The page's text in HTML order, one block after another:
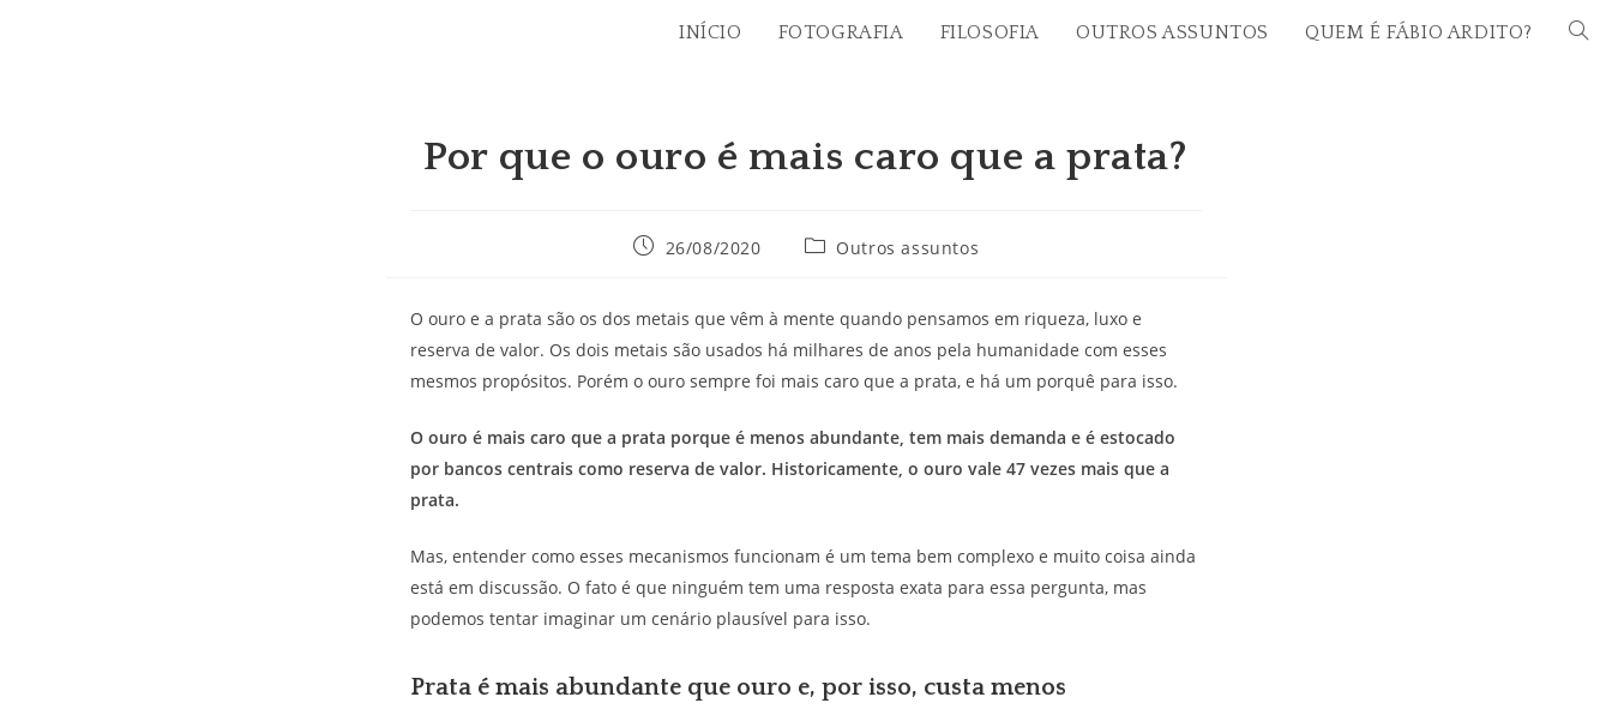
INÍCIO FOTOGRAFIA FILOSOFIA OUTROS ASSUNTOS QUEM É FÁBIO ARDITO?
Por que o ouro é mais caro que a prata?
Post26/08/2020
Categoria
Outros assuntos
O ouro e a prata são os dos metais que vêm à mente quando pensamos em riqueza, luxo e
reserva de valor. Os dois metais são usados há milhares de anos pela humanidade com esses
mesmos propósitos. Porém o ouro sempre foi mais caro que a prata, e há um porquê para isso.
O ouro é mais caro que a prata porque é menos abundante, tem mais demanda e é estocado
por bancos centrais como reserva de valor. Historicamente, o ouro vale 47 vezes mais que a
prata.
Mas, entender como esses mecanismos funcionam é um tema bem complexo e muito coisa ainda
está em discussão. O fato é que ninguém tem uma resposta exata para essa pergunta, mas
podemos tentar imaginar um cenário plausível para isso.
Prata é mais abundante que ouro e, por isso, custa menos